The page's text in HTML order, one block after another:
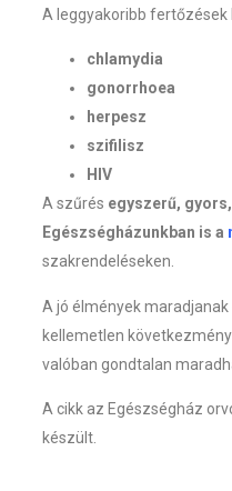
A leggyakoribb fertőzések
chlamydia
gonorrhoea
herpesz
szifilisz
HIV
A szűrés egyszerű,
Egészségházunkban is a
szakrendeléseken.
A jó élmények
kellemetlen
valóban gondtalan
A cikk az Egészségház
készült.